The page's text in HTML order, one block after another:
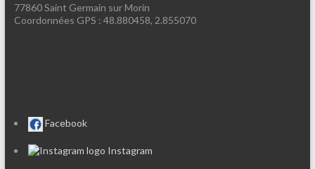
77860 Saint Germain sur Morin
Coordonnées GPS : 48.880458, 2.855070
Facebook
Instagram